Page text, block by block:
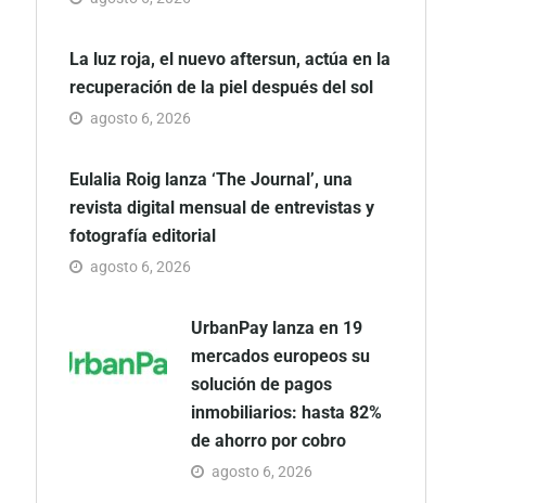
La luz roja, el nuevo aftersun, actúa en la
recuperación de la piel después del sol
agosto 6, 2026
Eulalia Roig lanza ‘The Journal’, una
revista digital mensual de entrevistas y
fotografía editorial
agosto 6, 2026
UrbanPay lanza en 19
mercados europeos su
solución de pagos
inmobiliarios: hasta 82%
de ahorro por cobro
agosto 6, 2026